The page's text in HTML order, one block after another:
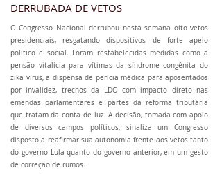
DERRUBADA DE VETOS
O Congresso Nacional derrubou nesta semana oito vetos
presidenciais, resgatando dispositivos de forte apelo
político e social. Foram restabelecidas medidas como a
pensão vitalícia para vítimas da síndrome congênita do
zika vírus, a dispensa de perícia médica para aposentados
por invalidez, trechos da LDO com impacto direto nas
emendas parlamentares e partes da reforma tributária
que tratam da conta de luz. A decisão, tomada com apoio
de diversos campos políticos, sinaliza um Congresso
disposto a reafirmar sua autonomia frente aos vetos tanto
do governo Lula quanto do governo anterior, em um gesto
de correção de rumos.